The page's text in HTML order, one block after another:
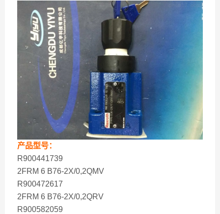
产品型号：
R900441739
2FRM 6 B76-2X/0,2QMV
R900472617
2FRM 6 B76-2X/0,2QRV
R900582059